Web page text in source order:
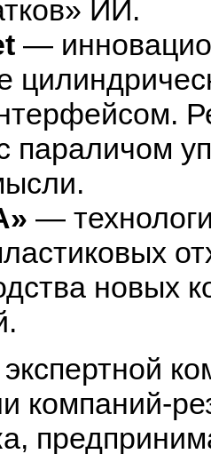
ИИ.
—
параличом
—
новых